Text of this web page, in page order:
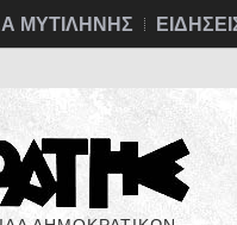
ΜΥΤΙΛΗΝΗΣ